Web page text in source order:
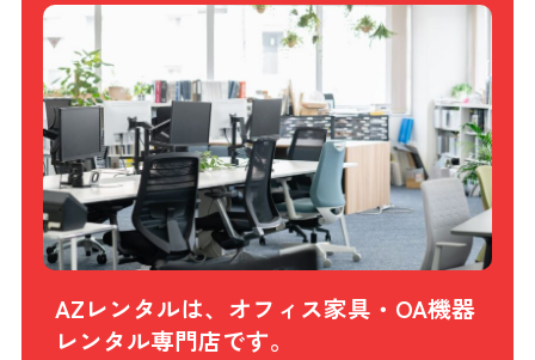
AZレンタルは、オフィス家具・OA機器
レンタル専門店です。